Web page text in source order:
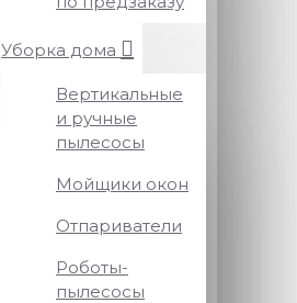
Уборка дома
Вертикальные
и ручные
пылесосы
Мойщики окон
Отпариватели
Роботы-
пылесосы